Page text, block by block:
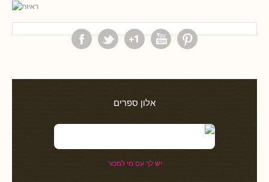
אלון ספרים
יש לך עם מי למכור